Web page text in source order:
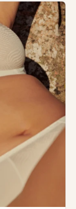
bøjle. Bh'er
til dig, der
en
Bh'er
til
bh'er
bøjlefri
som